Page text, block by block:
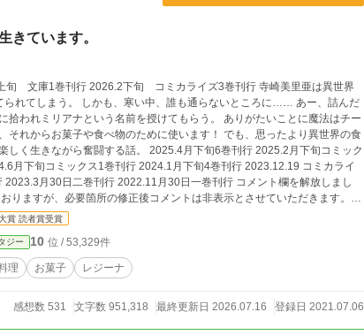
きています。
ないところに…… あー、詰んだ
拾われミリアナという名前を授けてもらう。 ありがたいことに魔法はチー
れからお菓子や食べ物のために使います！ でも、思ったより異世界の食
。 2025.4月下旬6巻刊行 2025.2月下旬コミック
りますが、必要箇所の修正後コメントは非表示とさせていただきます。ま
ていただきます。 書籍の誤字脱字につきましては近況
賞 読者賞受賞
ジー 10 位 / 53,329件
理 お菓子 レジーナ
感想数 531 文字数 951,318 最終更新日 2026.07.16 登録日 2021.07.06